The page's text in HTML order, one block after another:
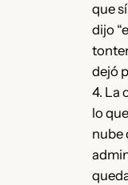
que
dijo
dejó
4. La
lo
nube